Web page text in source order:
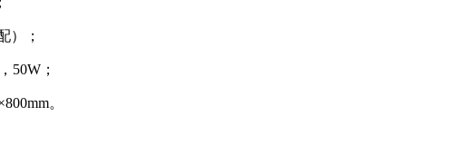
）；
50W；
。